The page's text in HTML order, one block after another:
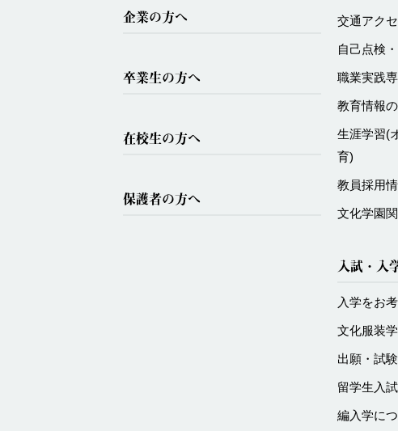
企業の方へ
卒業生の方へ
在校生の方へ
保護者の方へ
交通アク
自己点検
職業実践
教育情報
生涯学習(
育)
教員採用
文化学園
入試・入
入学をお
文化服装
出願・試
留学生入
編入学に